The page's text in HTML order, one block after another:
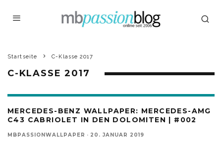
Startseite C-Klasse 2017
C-KLASSE 2017
MERCEDES-BENZ WALLPAPER: MERCEDES-AMG
C43 CABRIOLET IN DEN DOLOMITEN | #002
MBPASSIONWALLPAPER · 20. JANUAR 2019